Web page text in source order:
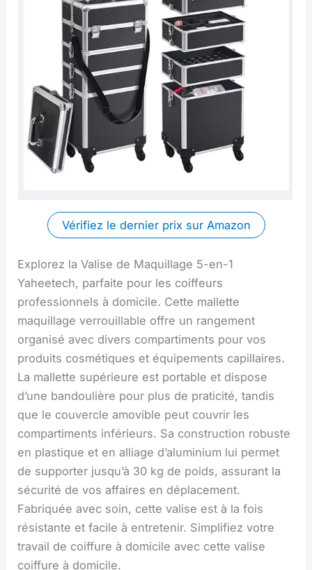
Vérifiez le dernier prix sur Amazon
Explorez la Valise de Maquillage 5-en-1
Yaheetech, parfaite pour les coiffeurs
professionnels à domicile. Cette mallette
maquillage verrouillable offre un rangement
organisé avec divers compartiments pour vos
produits cosmétiques et équipements capillaires.
La mallette supérieure est portable et dispose
d’une bandoulière pour plus de praticité, tandis
que le couvercle amovible peut couvrir les
compartiments inférieurs. Sa construction robuste
en plastique et en alliage d’aluminium lui permet
de supporter jusqu’à 30 kg de poids, assurant la
sécurité de vos affaires en déplacement.
Fabriquée avec soin, cette valise est à la fois
résistante et facile à entretenir. Simplifiez votre
travail de coiffure à domicile avec cette valise
coiffure à domicile.